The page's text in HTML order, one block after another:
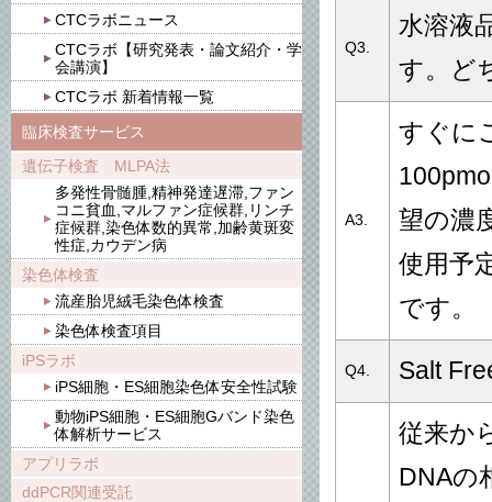
CTCラボニュース
CTCラボ【研究発表・論文紹介・学
会講演】
CTCラボ 新着情報一覧
臨床検査サービス
遺伝子検査 MLPA法
多発性骨髄腫,精神発達遅滞,ファン
コニ貧血,マルファン症候群,リンチ
症候群,染色体数的異常,加齢黄斑変
性症,カウデン病
染色体検査
流産胎児絨毛染色体検査
染色体検査項目
iPSラボ
iPS細胞・ES細胞染色体安全性試験
動物iPS細胞・ES細胞Gバンド染色
体解析サービス
アプリラボ
ddPCR関連受託
Q3.
水溶液
す。ど
A3.
すぐに
望の濃
使用予
です。
Q4. Salt
従来か
DNAの